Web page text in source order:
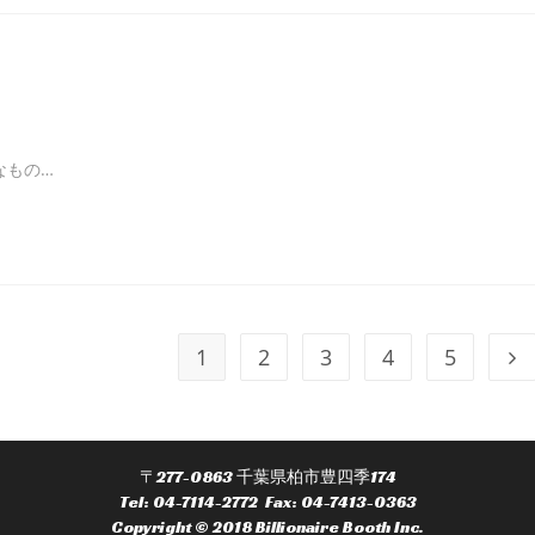
もの…
1 2 3 4 5
〒277-0863 千葉県柏市豊四季174
Tel: 04-7114-2772 Fax: 04-7413-0363
Copyright © 2018 Billionaire Booth Inc.